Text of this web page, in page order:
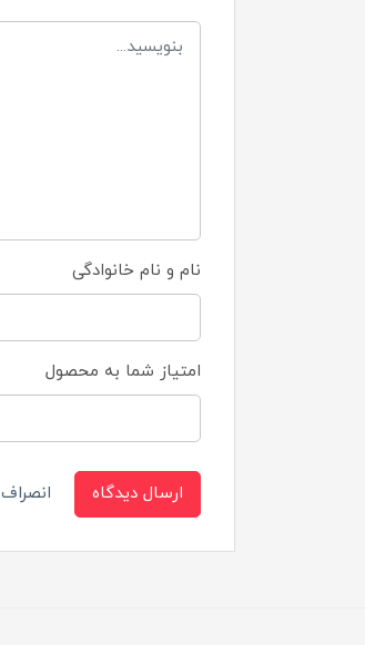
نام و نام خانوادگی
امتیاز شما به محصول
ارسال دیدگاه انصراف